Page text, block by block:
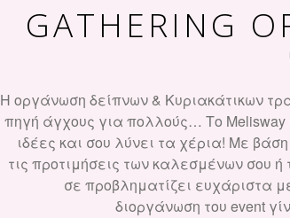
GATHERING
Η οργάνωση δείπνων & Κυριακάτικων
πηγή άγχους για πολλούς… Το Melisway
ιδέες και σου λύνει τα χέρια! Με
τις προτιμήσεις των καλεσμένων σου
σε προβληματίζει ευχάριστα
διοργάνωση του event